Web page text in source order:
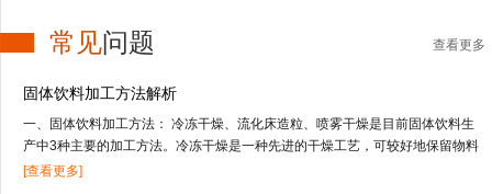
常见问题 查看更多
固体饮料加工方法解析
一、固体饮料加工方法： 冷冻干燥、流化床造粒、喷雾干燥是目前固体饮料生
产中3种主要的加工方法。冷冻干燥是一种先进的干燥工艺，可较好地保留物料
的营养及风味成分，但投资高，应用受到限制；流化床造粒适合于低果汁或不含
[查看更多]